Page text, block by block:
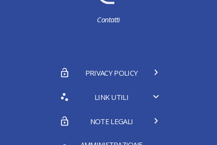
Contatti
PRIVACY POLICY
LINK UTILI
NOTE LEGALI